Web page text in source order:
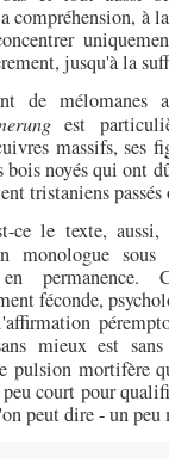
compréhension, à
jusqu'à la
de
est
massifs, ses
bois noyés qui ont
tristaniens
ce le texte,
monologue
féconde,
mieux est
pulsion mortifère
court pour
peut dire - un peu